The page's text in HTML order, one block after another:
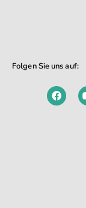
Folgen Sie uns auf: